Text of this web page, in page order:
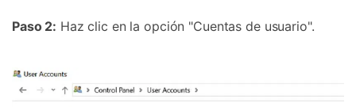
Paso 2: Haz clic en la opción "Cuentas de usuario".